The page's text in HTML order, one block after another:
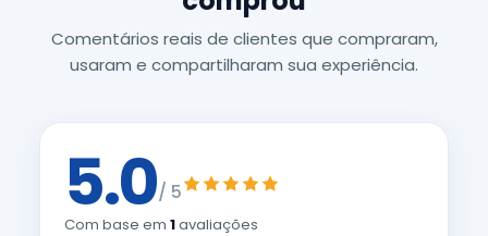
Comentários reais de clientes que compraram,
usaram e compartilharam sua experiência.
5.0/ 5
Com base em 1avaliações